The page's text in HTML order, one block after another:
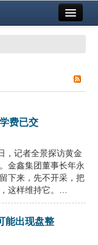
费已交
记者全景探访黄金
金鑫集团董事长年永
下来，先不开采，把
这样维持它。…
能出现盘整